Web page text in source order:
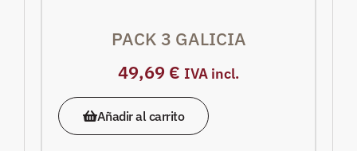
PACK 3 GALICIA
49,69 € IVA incl.
Añadir al carrito